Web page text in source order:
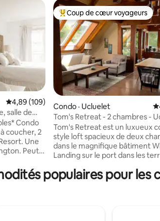
Note moyenne de 4,89 sur 5, 109
4,89 (109)
salle de
cuisineCondo
coucher, 2
Une
Peut
6
Coup de cœur voyageurs
Coup de cœur voyageurs
Condo · Ucluelet
Tom's Retreat - 2 chambres -
Harbour
Tom's Retreat est un luxueux
style loft spacieux de deux
dans le magnifique bâtiment
Landing sur le port dans les
endroit tranquille pour une
relaxante avec des
populaires pour les